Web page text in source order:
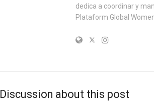
dedica a coordinar y
Plataform Global
Discussion about this post